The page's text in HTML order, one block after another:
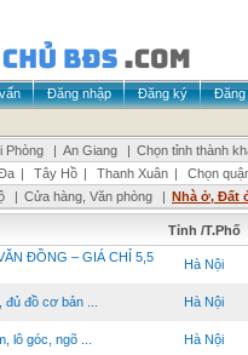
Đăng nhập Đăng ký
Đăng
Phòng | An Giang | Chọn tỉnh thành
| Tây Hồ | Thanh Xuân |
Chọn
| Cửa hàng, Văn phòng | Nhà ở, Đất
Tỉnh /T.Phố
ĐỒNG – GIÁ CHỈ 5,5
Hà Nội
đồ cơ bản ... Hà Nội
lô góc, ngõ ... Hà Nội